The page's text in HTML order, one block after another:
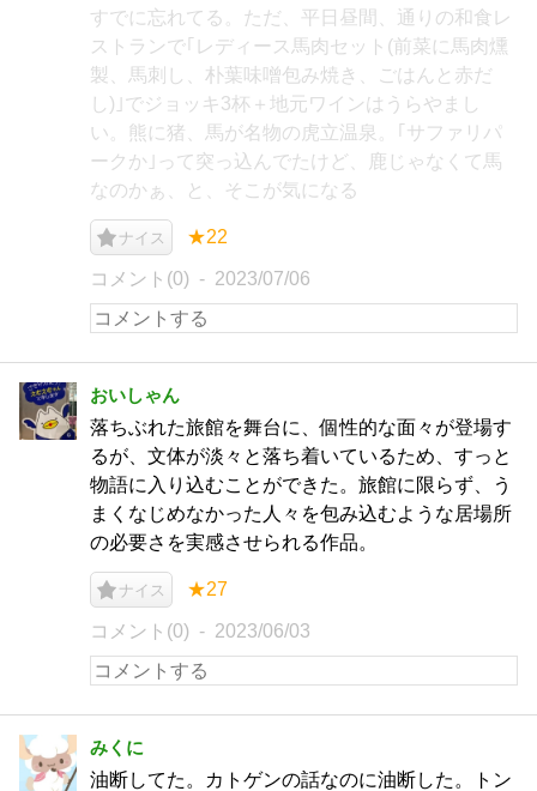
すでに忘れてる。ただ、平日昼間、通りの和食レ
ストランで｢レディース馬肉セット(前菜に馬肉燻
製、馬刺し、朴葉味噌包み焼き、ごはんと赤だ
し)｣でジョッキ3杯＋地元ワインはうらやまし
い。熊に猪、馬が名物の虎立温泉。｢サファリパ
ークか｣って突っ込んでたけど、鹿じゃなくて馬
なのかぁ、と、そこが気になる
ナイス ★22
コメント(0) 2023/07/06
おいしゃん
落ちぶれた旅館を舞台に、個性的な面々が登場す
るが、文体が淡々と落ち着いているため、すっと
物語に入り込むことができた。旅館に限らず、う
まくなじめなかった人々を包み込むような居場所
の必要さを実感させられる作品。
ナイス ★27
コメント(0) 2023/06/03
みくに
油断してた。カトゲンの話なのに油断した。トン